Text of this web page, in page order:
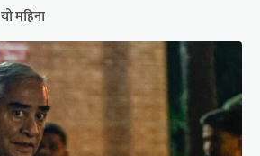
यो महिना